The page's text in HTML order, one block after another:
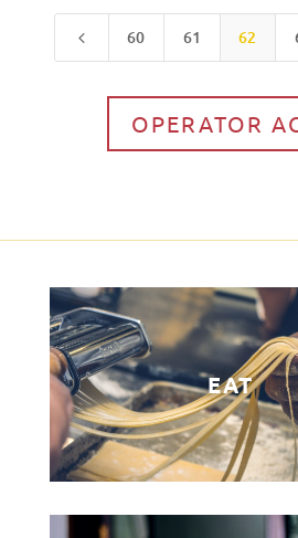
4 60 61 62
OPERATOR
EAT